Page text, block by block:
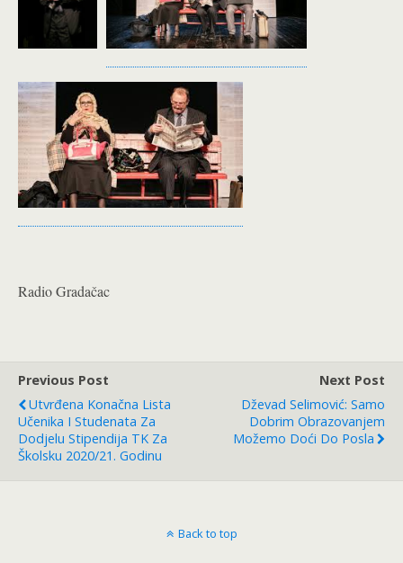
Radio Gradačac
Previous Post
Utvrđena Konačna Lista
Učenika I Studenata Za
Dodjelu Stipendija TK Za
Školsku 2020/21. Godinu
Next Post
Dževad Selimović: Samo
Dobrim Obrazovanjem
Možemo Doći Do Posla
Back to top